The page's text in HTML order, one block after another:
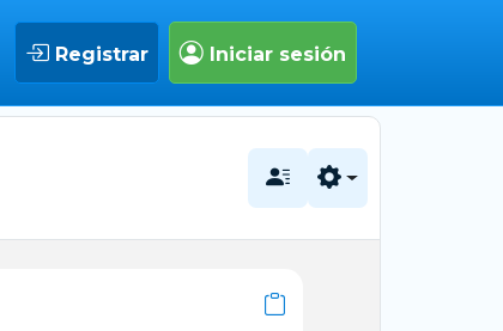
Registrar Iniciar sesión